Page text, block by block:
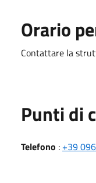
Orario
Contattare la
Punti di
Telefono : +39